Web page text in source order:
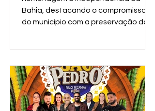
Bahia, destacando o compromisso
do município com a preservação da
estudantes e a população,
transformando as ruas da cidade em
um espaço de celebração da
identidade e da história do povo